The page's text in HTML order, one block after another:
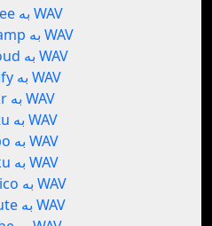
Odysee به WAV
Bandcamp به WAV
Mixcloud به WAV
Spotify به WAV
Flickr به WAV
Ok.Ru به WAV
Weibo به WAV
Youku به WAV
Niconico به WAV
Bitchute به WAV